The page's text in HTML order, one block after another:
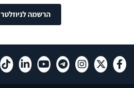
הרשמה לניוזלטר